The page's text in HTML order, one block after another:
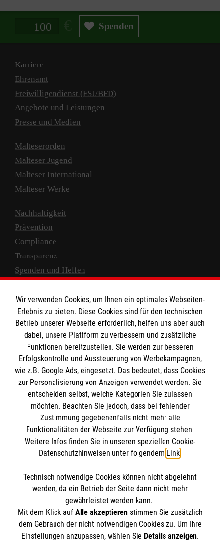
Spendenbetrag in Euro Spenden
Karriere
Ehrenamt
Freiwilligendienst (FSJ/BFD)
Angebote und Leistungen
Presse und Medien
Malteserorden
Malteser Jugend
Malteser International
Malteser Werke
Nachhaltigkeit
Prävention
Compliance
Transparenz
Spenden und Helfen
Empfänger: Malteser Hilfsdienst e.V.
IBAN: DE10 3706 0120 1201 2000 12
BIC: GENODED 1PA7
Newsletter abonnieren
Cookies verwalten|AGB|Impressum|Datenschutz
Barrierefreiheit |Kontakt| Sharepoint|Mediathek
Wir verwenden Cookies, um Ihnen ein optimales Webseiten-
Erlebnis zu bieten. Diese Cookies sind für den technischen
Betrieb unserer Webseite erforderlich, helfen uns aber auch
dabei, unsere Plattform zu verbessern und zusätzliche
Funktionen bereitzustellen. Sie werden zur besseren
Erfolgskontrolle und Aussteuerung von Werbekampagnen,
wie z.B. Google Ads, eingesetzt. Das bedeutet, dass Cookies
zur Personalisierung von Anzeigen verwendet werden. Sie
entscheiden selbst, welche Kategorien Sie zulassen
möchten. Beachten Sie jedoch, dass bei fehlender
Zustimmung gegebenenfalls nicht mehr alle
Funktionalitäten der Webseite zur Verfügung stehen.
Weitere Infos finden Sie in unseren speziellen Cookie-
Datenschutzhinweisen unter folgendem Link.
Technisch notwendige Cookies können nicht abgelehnt
werden, da ein Betrieb der Seite dann nicht mehr
gewährleistet werden kann.
Mit dem Klick auf Alle akzeptierenstimmen Sie zusätzlich
dem Gebrauch der nicht notwendigen Cookies zu. Um Ihre
Einstellungen anzupassen, wählen Sie Details anzeigen.